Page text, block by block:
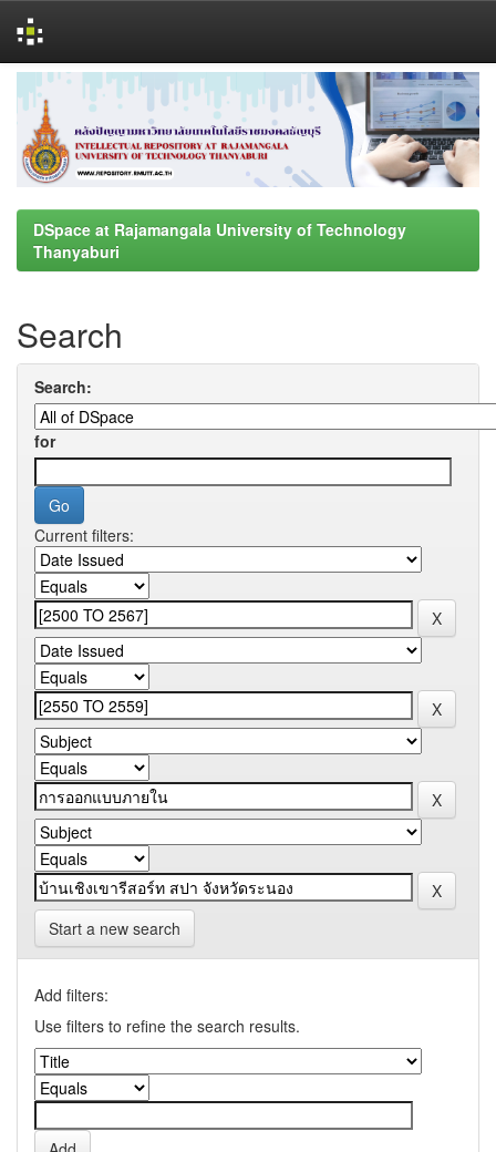
navigation
DSpace at Rajamangala University of Technology
Thanyaburi
Search
Search:
for
Current filters:
Start a new search
Add filters:
Use filters to refine the search results.